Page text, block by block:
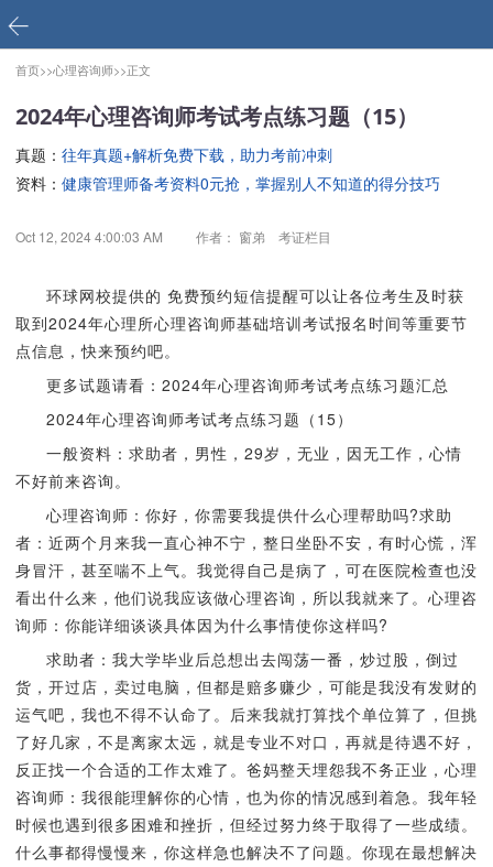
首页>>心理咨询师>>正文
2024年心理咨询师考试考点练习题（15）
真题： 往年真题+解析免费下载，助力考前冲刺
资料： 健康管理师备考资料0元抢，掌握别人不知道的得分技巧
Oct 12, 2024 4:00:03 AM 作者： 窗弟 考证栏目
环球网校提供的 免费预约短信提醒可以让各位考生及时获
取到2024年心理所心理咨询师基础培训考试报名时间等重要节
点信息，快来预约吧。
更多试题请看：2024年心理咨询师考试考点练习题汇总
2024年心理咨询师考试考点练习题（15）
一般资料：求助者，男性，29岁，无业，因无工作，心情
不好前来咨询。
心理咨询师：你好，你需要我提供什么心理帮助吗?求助
者：近两个月来我一直心神不宁，整日坐卧不安，有时心慌，浑
身冒汗，甚至喘不上气。我觉得自己是病了，可在医院检查也没
看出什么来，他们说我应该做心理咨询，所以我就来了。心理咨
询师：你能详细谈谈具体因为什么事情使你这样吗?
求助者：我大学毕业后总想出去闯荡一番，炒过股，倒过
货，开过店，卖过电脑，但都是赔多赚少，可能是我没有发财的
运气吧，我也不得不认命了。后来我就打算找个单位算了，但挑
了好几家，不是离家太远，就是专业不对口，再就是待遇不好，
反正找一个合适的工作太难了。爸妈整天埋怨我不务正业，心理
咨询师：我很能理解你的心情，也为你的情况感到着急。我年轻
时候也遇到很多困难和挫折，但经过努力终于取得了一些成绩。
什么事都得慢慢来，你这样急也解决不了问题。你现在最想解决